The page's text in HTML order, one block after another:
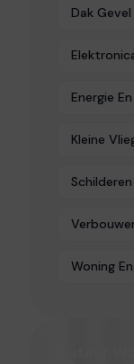
Dak
Energie
Kleine
Schilderen
Woning